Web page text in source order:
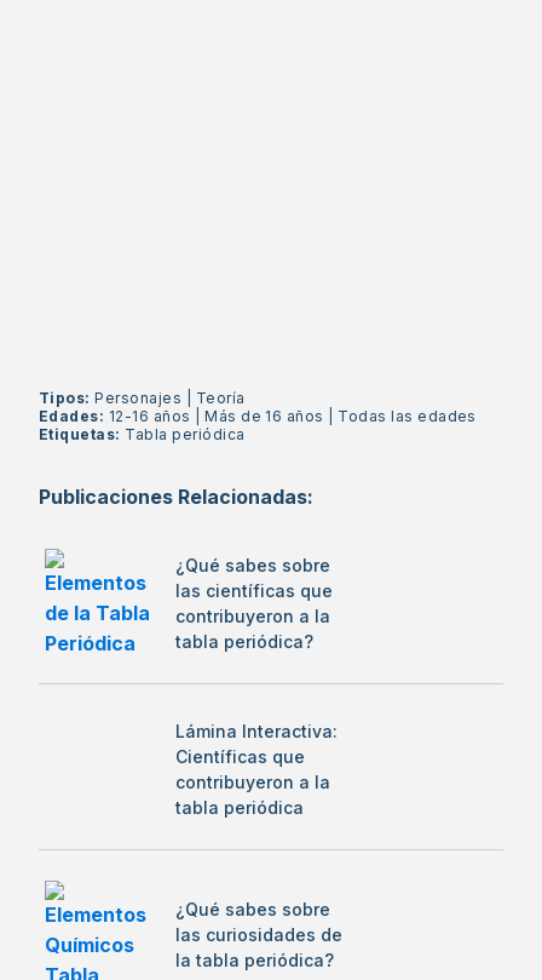
Tipos:Personajes
Teoría
Edades: 12-16 años |Más de 16 años
Todas las edades
Etiquetas: Tabla periódica
Publicaciones Relacionadas:
¿Qué sabes sobre
las científicas que
contribuyeron a la
tabla periódica?
Lámina Interactiva:
Científicas que
contribuyeron a la
tabla periódica
¿Qué sabes sobre
las curiosidades de
la tabla periódica?